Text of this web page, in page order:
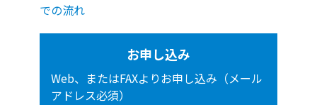
での流れ
お申し込み
Web、またはFAXよりお申し込み（メール
アドレス必須）